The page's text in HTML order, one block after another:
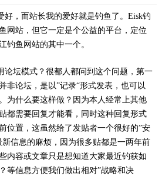
，而站长我的爱好就是钓鱼了。Eisk钓
网站，但它一定是个公益的平台，定位
钓鱼网站的其中一个。
坛模式？很都人都问到这个问题，第一
非论坛，是以”记录“形式发表，也可以
为什么要这样做？因为本人经常上其他
都需要回复才能看，同时这种回复形式
位置，这虽然给了发贴者一个很好的”安
信息的麻烦，因为很多贴都是一两年前
内容或文章只是想知道大家最近钓获如
等信息方便我们做出相对”战略和决